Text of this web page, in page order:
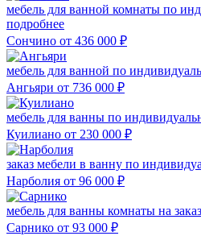
мебель для ванной комнаты по
подробнее
Сончино от 436 000 ₽
мебель для ванной по
Ангьяри от 736 000 ₽
мебель для ванны по
Куилиано от 230 000 ₽
заказ мебели в ванну по
Нарболия от 96 000 ₽
мебель для ванны комнаты на заказ
Сарнико от 93 000 ₽